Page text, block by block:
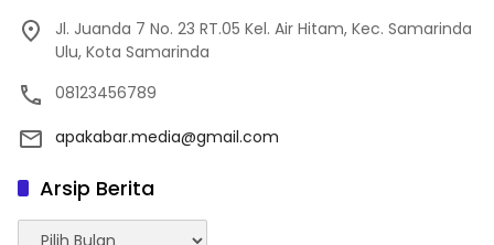
Jl. Juanda 7 No. 23 RT.05 Kel. Air Hitam, Kec. Samarinda
Ulu, Kota Samarinda
08123456789
apakabar.media@gmail.com
Arsip Berita
Arsip